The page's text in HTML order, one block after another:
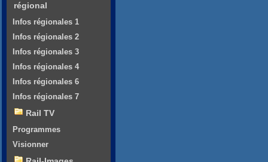
régional
Infos régionales 1
Infos régionales 2
Infos régionales 3
Infos régionales 4
Infos régionales 6
Infos régionales 7
Rail TV
Programmes
Visionner